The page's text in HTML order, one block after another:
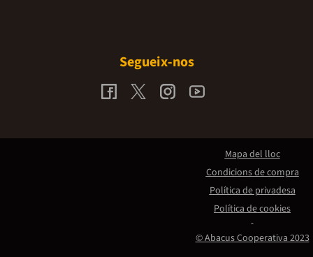
Segueix-nos
© Abacus Cooperativa 2023
Mapa del lloc
Condicions de compra
Política de privadesa
Política de cookies